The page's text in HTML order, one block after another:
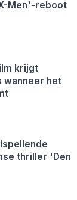
Men'-reboot
krijgt
wanneer het
thriller 'Den